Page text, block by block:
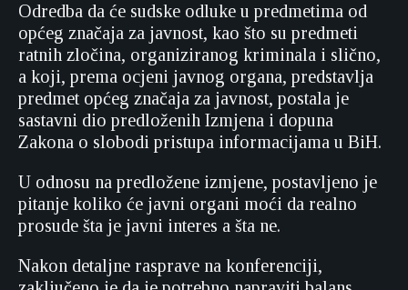
Odredba da će sudske odluke u predmetima od
općeg značaja za javnost, kao što su predmeti
ratnih zločina, organiziranog kriminala i slično,
a koji, prema ocjeni javnog organa, predstavlja
predmet općeg značaja za javnost, postala je
sastavni dio predloženih Izmjena i dopuna
Zakona o slobodi pristupa informacijama u BiH.
U odnosu na predložene izmjene, postavljeno je
pitanje koliko će javni organi moći da realno
prosude šta je javni interes a šta ne.
Nakon detaljne rasprave na konferenciji,